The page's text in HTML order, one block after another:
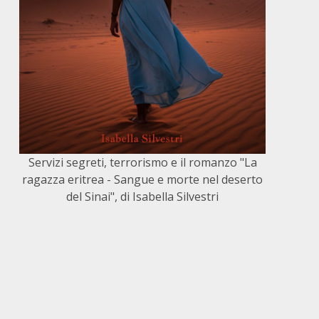
Servizi segreti, terrorismo e il romanzo "La
ragazza eritrea - Sangue e morte nel deserto
del Sinai", di Isabella Silvestri